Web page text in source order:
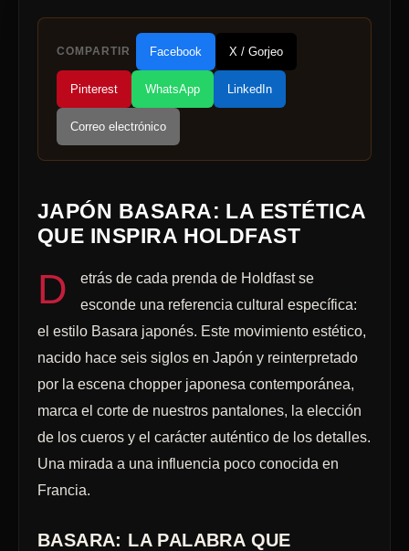
COMPARTIR Facebook X / Gorjeo
Pinterest WhatsApp LinkedIn
Correo electrónico
JAPÓN BASARA: LA ESTÉTICA
QUE INSPIRA HOLDFAST
D
etrás de cada prenda de Holdfast se
esconde una referencia cultural específica:
el estilo Basara japonés. Este movimiento estético,
nacido hace seis siglos en Japón y reinterpretado
por la escena chopper japonesa contemporánea,
marca el corte de nuestros pantalones, la elección
de los cueros y el carácter auténtico de los detalles.
Una mirada a una influencia poco conocida en
Francia.
BASARA: LA PALABRA QUE